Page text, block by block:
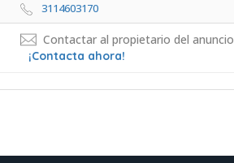
3114603170
Contactar al propietario del anuncio
¡Contacta ahora!